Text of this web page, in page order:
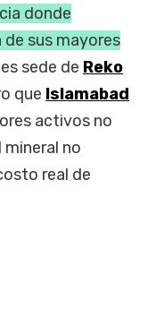
donde
sus mayores
sede de Reko
que Islamabad
activos no
mineral no
real de